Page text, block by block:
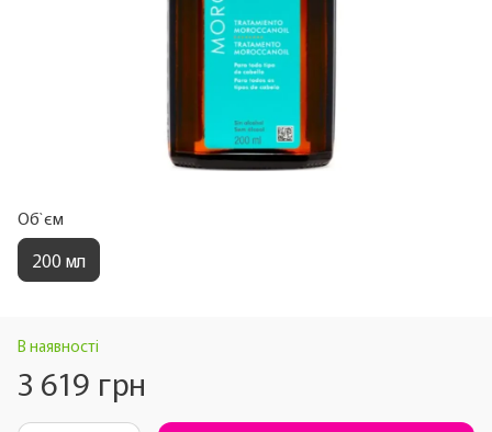
Об`єм
200 мл
В наявності
3 619 грн